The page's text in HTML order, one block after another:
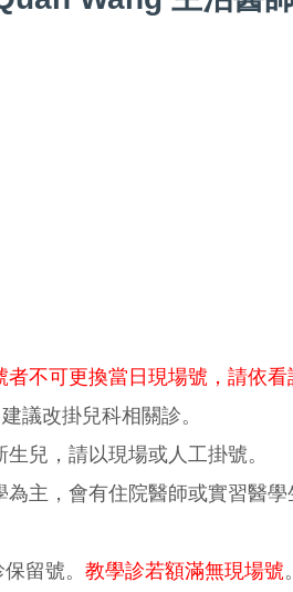
者不可更換當日現場號，請依看
議改掛兒科相關診。
兒，請以現場或人工掛號。
為主，會有住院醫師或實習醫
留號。 教學診若額滿無現場號。